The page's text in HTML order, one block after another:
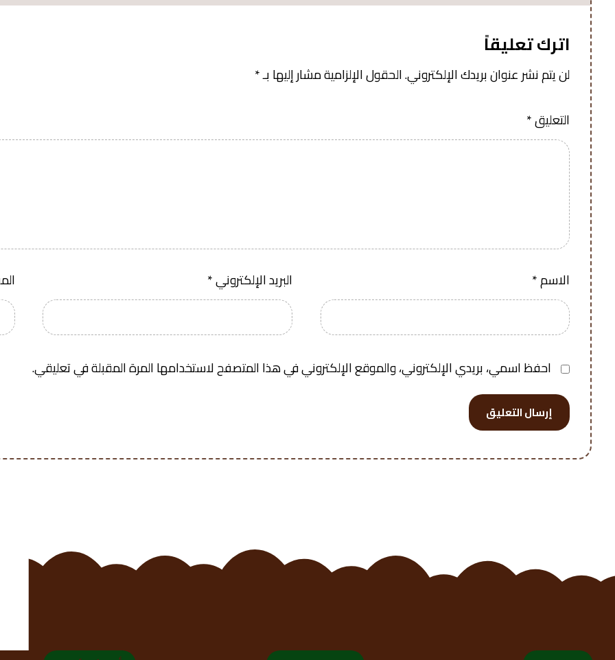
اترك تعليقاً
لن يتم نشر عنوان بريدك الإلكتروني.الحقول الإلزامية مشار إليها بـ*
التعليق*
الاسم* البريد الإلكتروني*
احفظ اسمي، بريدي الإلكتروني، والموقع الإلكتروني في هذا المتصفح لاستخدامها المرة المقبلة في تعليقي.
إرسال التعليق